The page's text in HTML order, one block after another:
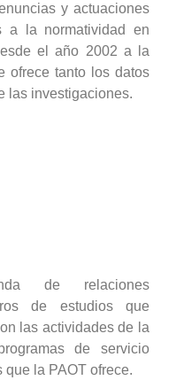
y actuaciones
a la normatividad en
el año 2002 a la
ofrece tanto los datos
las investigaciones.
de relaciones
de estudios que
las actividades de la
de servicio
la PAOT ofrece.